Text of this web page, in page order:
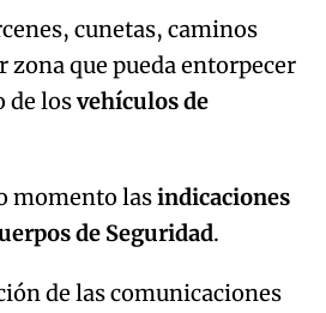
cunetas, caminos
zona que pueda entorpecer
de losvehículos de
momento lasindicaciones
de Seguridad.
de las comunicaciones